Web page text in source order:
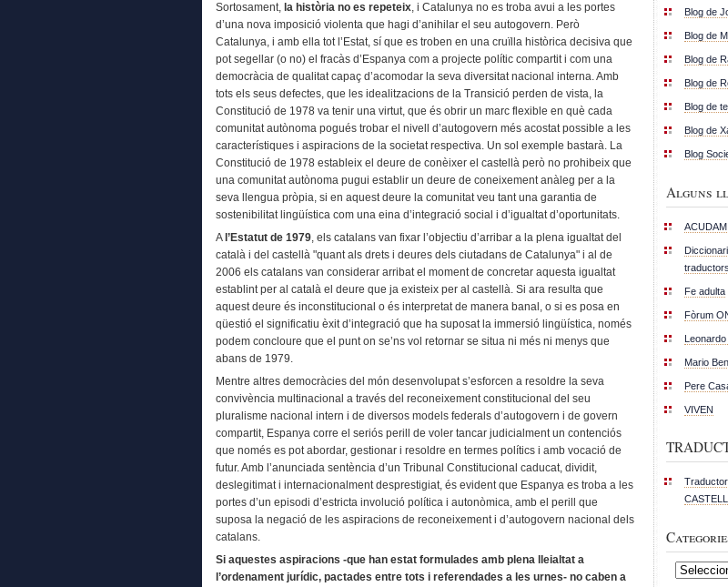
Sortosament, la història no es repeteix, i Catalunya no es troba avui a les portes
d’una nova imposició violenta que hagi d’anihilar el seu autogovern. Però
Catalunya, i amb ella tot l’Estat, sí que es troben en una cruïlla històrica decisiva que
pot segellar (o no) el fracàs d’Espanya com a projecte polític compartit i com una
democràcia de qualitat capaç d’acomodar la seva diversitat nacional interna. Amb
tots els seus defectes, que les idealitzacions de la Transició perden de vista, la
Constitució de 1978 va tenir una virtut, que és obrir un marc flexible en què cada
comunitat autònoma pogués trobar el nivell d’autogovern més acostat possible a les
característiques i aspiracions de la societat respectiva. Un sol exemple bastarà. La
Constitució de 1978 estableix el deure de conèixer el castellà però no prohibeix que
una comunitat autònoma pugui establir un deure de coneixement anàleg per a la
seva llengua pròpia, si en aquest deure la comunitat veu tant una garantia de
sostenibilitat lingüística com una eina d’integració social i d’igualtat d’oportunitats.
A l’Estatut de 1979, els catalans van fixar l’objectiu d’arribar a la plena igualtat del
català i del castellà "quant als drets i deures dels ciutadans de Catalunya" i al de
2006 els catalans van considerar arribat el moment de concretar aquesta igualtat
establint per al català el deure que ja existeix per al castellà. Si ara resulta que
aquest deure és inconstitucional o és interpretat de manera banal, o si es posa en
qüestió el significatiu èxit d’integració que ha suposat la immersió lingüística, només
podem concloure que el punt on se’ns vol retornar se situa ni més ni menys que
abans de 1979.
Mentre altres democràcies del món desenvolupat s’esforcen a resoldre la seva
convivència multinacional a través del reconeixement constitucional del seu
pluralisme nacional intern i de diversos models federals d’autogovern i de govern
compartit, Espanya corre el seriós perill de voler tancar judicialment un contenciós
que només es pot abordar, gestionar i resoldre en termes polítics i amb vocació de
futur. Amb l’anunciada sentència d’un Tribunal Constitucional caducat, dividit,
deslegitimat i internacionalment desprestigiat, és evident que Espanya es troba a les
portes d’un episodi d’estricta involució política i autonòmica, amb el perill que
suposa la negació de les aspiracions de reconeixement i d’autogovern nacional dels
catalans.
Si aquestes aspiracions -que han estat formulades amb plena lleialtat a
l’ordenament jurídic, pactades entre tots i referendades a les urnes- no caben a
Blog de
Blog de
Blog de
Blog de
Blog de
Blog de
Blog
Alguns
ACUDAM
traductors.
Fe adulta
Fòrum
Mario
Pere
VIVEN
Categories